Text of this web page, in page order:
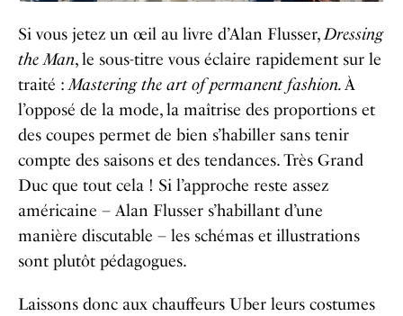
Si vous jetez un œil au livre d’Alan Flusser,Dressing
the Man, le sous-titre vous éclaire rapidement sur le
traité :Mastering the art of permanent fashion.À
l’opposé de la mode, la maîtrise des proportions et
des coupes permet de bien s’habiller sans tenir
compte des saisons et des tendances. Très Grand
Duc que tout cela ! Si l’approche reste assez
américaine – Alan Flusser s’habillant d’une
manière discutable – les schémas et illustrations
sont plutôt pédagogues.
Laissons donc aux chauffeurs Uber leurs costumes